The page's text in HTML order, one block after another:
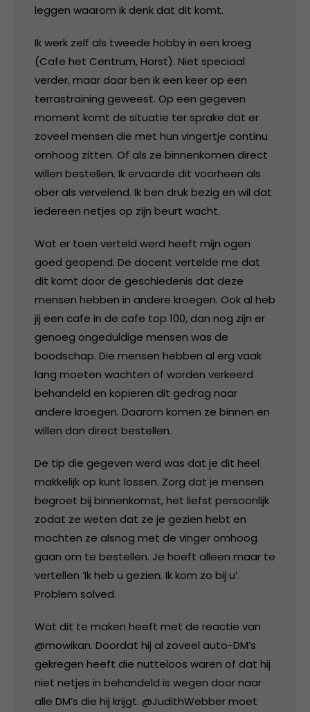
leggen waarom ik denk dat dit komt.
Ik werk zelf als tweede hobby in een kroeg
(Cafe het Centrum, Horst). Niet speciaal
verder, maar daar ben ik een keer op een
terrastraining geweest. Op een gegeven
moment komt de situatie ter sprake dat er
zoveel mensen die met hun vingertje continu
omhoog zitten. Of als ze binnenkomen direct
willen bestellen. Ik ervaarde dit voorheen als
ober als vervelend. Ik ben druk bezig en wil dat
iedereen netjes op zijn beurt wacht.
Wat er toen verteld werd heeft mijn ogen
goed geopend. De docent vertelde me dat
dit komt door de geschiedenis dat deze
mensen hebben in andere kroegen. Ook al heb
jij een cafe in de cafe top 100, dan nog zijn er
genoeg ongeduldige mensen was de
boodschap. Die mensen hebben al erg vaak
lang moeten wachten of worden verkeerd
behandeld en kopieren dit gedrag naar
andere kroegen. Daarom komen ze binnen en
willen dan direct bestellen.
De tip die gegeven werd was dat je dit heel
makkelijk op kunt lossen. Zorg dat je mensen
begroet bij binnenkomst, het liefst persoonlijk
zodat ze weten dat ze je gezien hebt en
mochten ze alsnog met de vinger omhoog
gaan om te bestellen. Je hoeft alleen maar te
vertellen ‘Ik heb u gezien. Ik kom zo bij u’.
Problem solved.
Wat dit te maken heeft met de reactie van
@mowikan. Doordat hij al zoveel auto-DM’s
gekregen heeft die nutteloos waren of dat hij
niet netjes in behandeld is wegen door naar
alle DM’s die hij krijgt. @JudithWebber moet